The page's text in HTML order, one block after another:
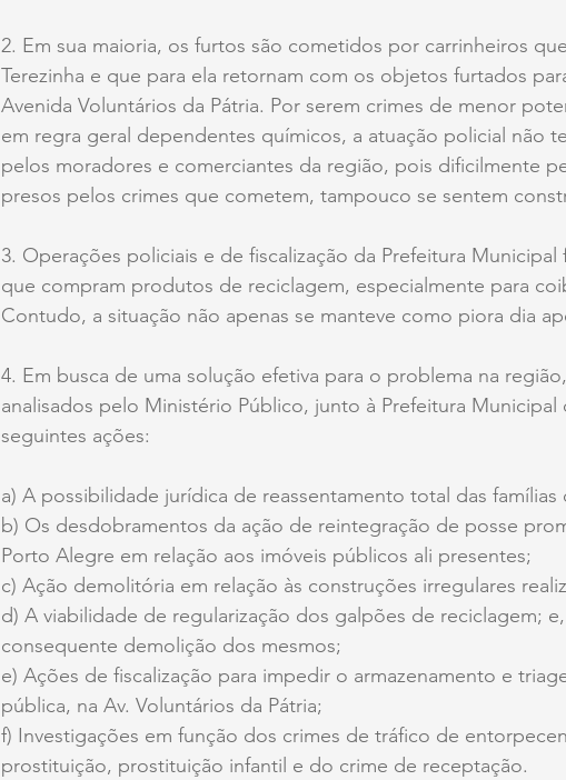
2. Em sua maioria, os furtos são cometidos por carrinheiros
Terezinha e que para ela retornam com os objetos furtados
Avenida Voluntários da Pátria. Por serem crimes de menor
em regra geral dependentes químicos, a atuação policial não
pelos moradores e comerciantes da região, pois dificilmente
presos pelos crimes que cometem, tampouco se sentem
3. Operações policiais e de fiscalização da Prefeitura Municipal
que compram produtos de reciclagem, especialmente para
Contudo, a situação não apenas se manteve como piora dia
4. Em busca de uma solução efetiva para o problema na
analisados pelo Ministério Público, junto à Prefeitura Municipal
seguintes ações:
a) A possibilidade jurídica de reassentamento total das famílias
b) Os desdobramentos da ação de reintegração de posse
Porto Alegre em relação aos imóveis públicos ali presentes;
c) Ação demolitória em relação às construções irregulares
d) A viabilidade de regularização dos galpões de reciclagem;
consequente demolição dos mesmos;
e) Ações de fiscalização para impedir o armazenamento e
pública, na Av. Voluntários da Pátria;
f) Investigações em função dos crimes de tráfico de
prostituição, prostituição infantil e do crime de receptação.